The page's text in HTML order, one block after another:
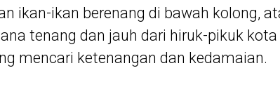
ikan-ikan berenang di bawah kolong,
tenang dan jauh dari hiruk-pikuk
mencari ketenangan dan kedamaian.